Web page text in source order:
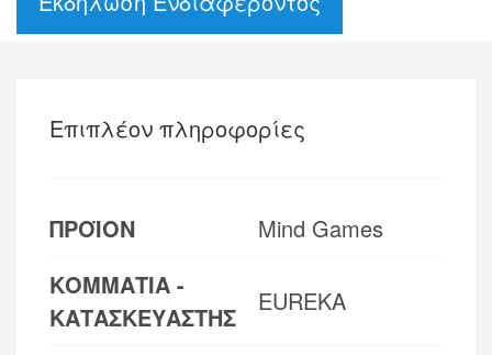
Επιπλέον πληροφορίες
ΠΡΟΪΟΝ
Mind Games
ΚΟΜΜΑΤΙΑ -
ΚΑΤΑΣΚΕΥΑΣΤΗΣ
EUREKA